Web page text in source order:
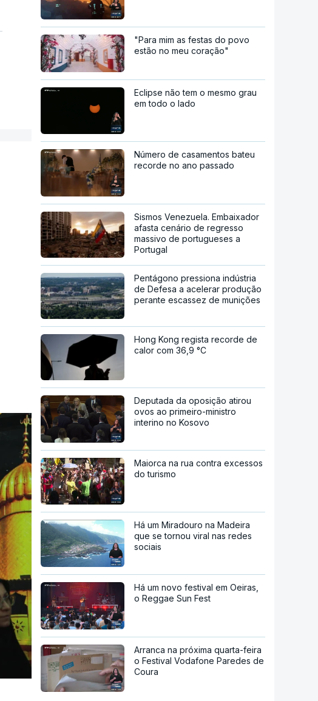
"Para mim as festas do povo
estão no meu coração"
Eclipse não tem o mesmo grau
em todo o lado
Número de casamentos bateu
recorde no ano passado
Sismos Venezuela. Embaixador
afasta cenário de regresso
massivo de portugueses a
Portugal
Pentágono pressiona indústria
de Defesa a acelerar produção
perante escassez de munições
Hong Kong regista recorde de
calor com 36,9 °C
Deputada da oposição atirou
ovos ao primeiro-ministro
interino no Kosovo
Maiorca na rua contra excessos
do turismo
Há um Miradouro na Madeira
que se tornou viral nas redes
sociais
Há um novo festival em Oeiras,
o Reggae Sun Fest
Arranca na próxima quarta-feira
o Festival Vodafone Paredes de
Coura